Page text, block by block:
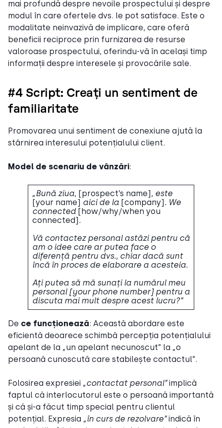
mai profundă despre nevoile prospectului și despre
modul în care ofertele dvs. le pot satisface. Este o
modalitate neinvazivă de implicare, care oferă
beneficii reciproce prin furnizarea de resurse
valoroase prospectului, oferindu-vă în același timp
informații despre interesele și provocările sale.
#4 Script: Creați un sentiment de
familiaritate
Promovarea unui sentiment de conexiune ajută la
stârnirea interesului potențialului client.
Model de scenariu de vânzări:
„Bună ziua, [prospect’s name], este
[your name] aici de la [company]. We
connected [how/why/when you
connected].
Vă contactez personal astăzi pentru că
am o idee care ar putea face o
diferență pentru dvs., chiar dacă sunt
încă în proces de elaborare a acesteia.
Ați putea să mă sunați la numărul meu
personal [your phone number] pentru a
discuta mai mult despre acest lucru?”
De ce funcționează: Această abordare este
eficientă deoarece schimbă percepția potențialului
apelant de la „un apelant necunoscut” la „o
persoană cunoscută care stabilește contactul”.
Folosirea expresiei „contactat personal”implică
faptul că interlocutorul este o persoană importantă
și că și-a făcut timp special pentru clientul
potențial. Expresia „în curs de rezolvare”indică în